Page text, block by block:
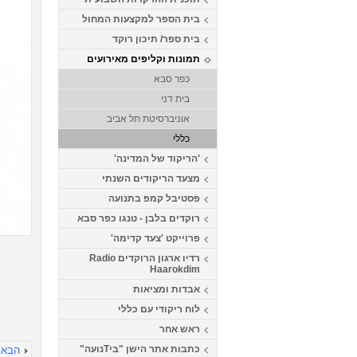
בית הספר למקצעות המחול
בית ספר/ תיכון רוקד
תמונות וקליפים מאירועים
כפר סבא
בית דני
אוניברסיטת תל אביב
כללי
'הריקוד של המדינה'
מצעד הריקודים השנתי
פסטיבל קמפ בתנועה
רוקדים בלבן - טנגו כפר סבא
פרוייקט 'צעד קדימה'
רדיו ארגון הרוקדים Radio
Haarokdim
אבדות ומציאות
לוח ריקודי עם כללי
ראש אחר
כתבות אתר הישן "ביTנועה"
הבא